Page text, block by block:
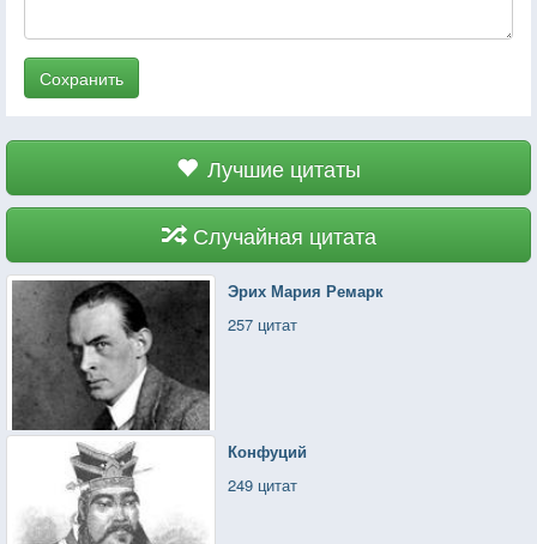
Сохранить
Лучшие цитаты
Случайная цитата
Эрих Мария Ремарк
257 цитат
Конфуций
249 цитат